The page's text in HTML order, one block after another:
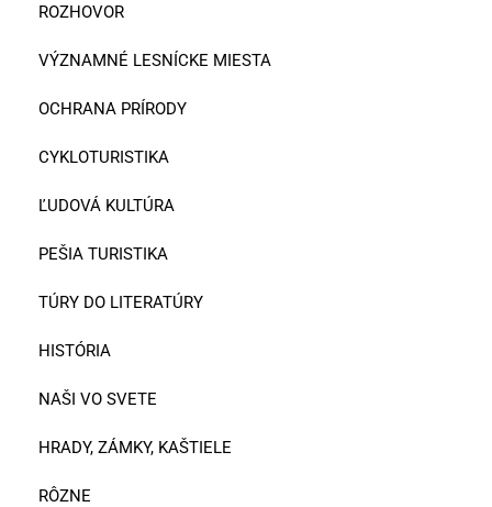
ROZHOVOR
VÝZNAMNÉ LESNÍCKE MIESTA
OCHRANA PRÍRODY
CYKLOTURISTIKA
ĽUDOVÁ KULTÚRA
PEŠIA TURISTIKA
TÚRY DO LITERATÚRY
HISTÓRIA
NAŠI VO SVETE
HRADY, ZÁMKY, KAŠTIELE
RÔZNE